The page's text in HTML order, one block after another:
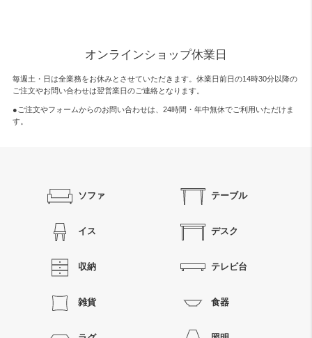
オンラインショップ休業日
毎週土・日は全業務をお休みとさせていただきます。休業日前日の14時30分以降の
ご注文やお問い合わせは翌営業日のご連絡となります。
●ご注文やフォームからのお問い合わせは、 24時間・年中無休でご利用いただけま
す。
ソファ テーブル
イス デスク
収納 テレビ台
雑貨 食器